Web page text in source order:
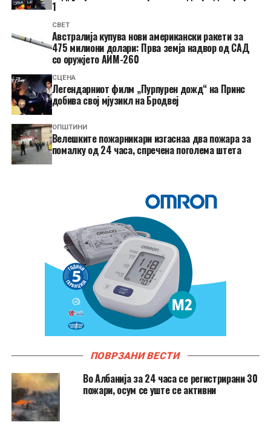
1
СВЕТ
Австралија купува нови американски ракети за
475 милиони долари: Прва земја надвор од САД
со оружјето АИМ-260
СЦЕНА
Легендарниот филм „Пурпурен дожд“ на Принс
добива свој мјузикл на Бродвеј
ОПШТИНИ
Велешките пожарникари изгаснаа два пожара за
помалку од 24 часа, спречена поголема штета
ПОВРЗАНИ ВЕСТИ
Во Албанија за 24 часа се регистрирани 30
пожари, осум се уште се активни